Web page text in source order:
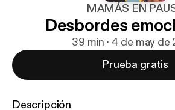
MAMÁS EN
Desbordes
39 min · 4 de may de
Prueba gratis
Descripción